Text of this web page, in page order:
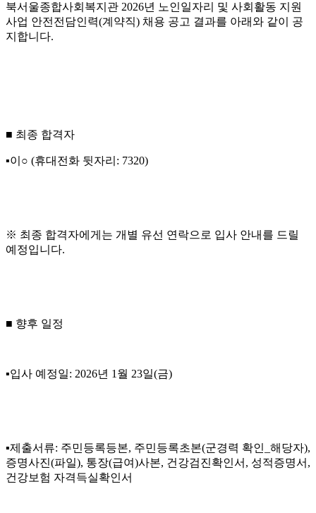
북서울종합사회복지관 2026년 노인일자리 및 사회활동 지원
사업 안전전담인력(계약직) 채용 공고 결과를 아래와 같이 공
지합니다.
■ 최종 합격자
▪이 ○ (휴대전화 뒷자리 : 7320)
※ 최종 합격자에게는 개별 유선 연락으로 입사 안내를 드릴
예정입니다.
■ 향후 일정
▪입사 예정일: 2026년 1 월 23일(금)
▪제출서류: 주민등록등본, 주민등록초본(군경력 확인 해당자),
증명사진(파일), 통장(급여)사본, 건강검진확인서 , 성적증명서 ,
건강보험 자격득실확인서